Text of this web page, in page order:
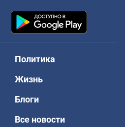
Политика
Жизнь
Блоги
Все новости